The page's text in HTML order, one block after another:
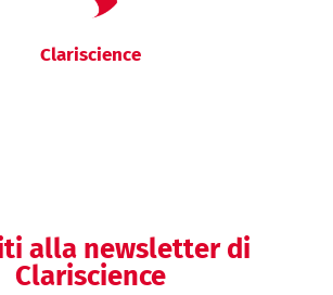
Clariscience
alla newsletter di
Clariscience